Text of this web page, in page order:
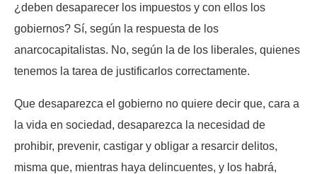
¿deben desaparecer los impuestos y con ellos los
gobiernos? Sí, según la respuesta de los
anarcocapitalistas. No, según la de los liberales, quienes
tenemos la tarea de justificarlos correctamente.
Que desaparezca el gobierno no quiere decir que, cara a
la vida en sociedad, desaparezca la necesidad de
prohibir, prevenir, castigar y obligar a resarcir delitos,
misma que, mientras haya delincuentes, y los habrá,